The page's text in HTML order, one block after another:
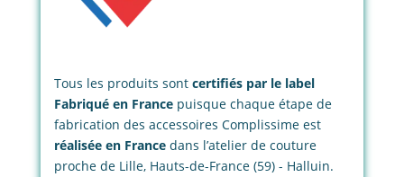
Tous les produits sont certifiés par le label
Fabriqué en Francepuisque chaque étape de
fabrication des accessoires Complissime est
réalisée en France dans l’atelier de couture
proche de Lille, Hauts-de-France (59) - Halluin.